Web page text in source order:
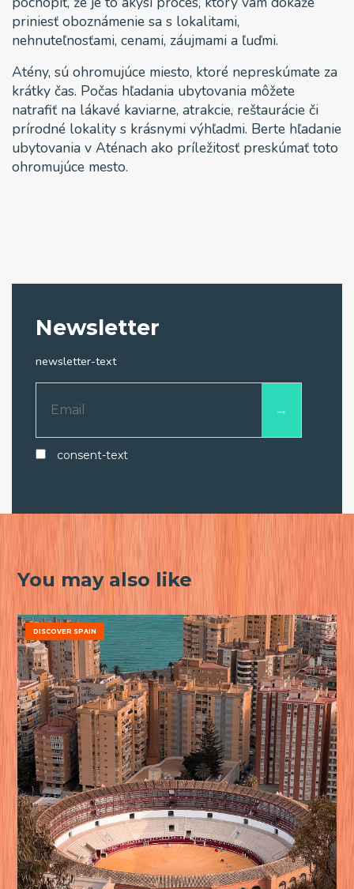
priniesť oboznámenie sa s lokalitami,
nehnuteľnosťami, cenami, záujmami a ľuďmi.
Atény, sú ohromujúce miesto, ktoré nepreskúmate za
krátky čas. Počas hľadania ubytovania môžete
natrafiť na lákavé kaviarne, atrakcie, reštaurácie či
prírodné lokality s krásnymi výhľadmi. Berte hľadanie
ubytovania v Aténach ako príležitosť preskúmať toto
ohromujúce mesto.
Newsletter
newsletter-text
consent-text
You may also like
DISCOVER SPAIN